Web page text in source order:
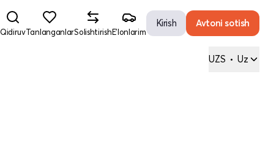
QidiruvTanlanganlarSolishtirishE'lonlarim
Kirish Avtoni sotish
UZS • Uz